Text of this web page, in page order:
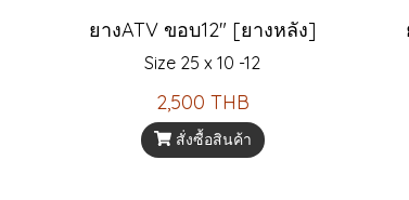
ยางATV ขอบ12" [ยางหลัง]
Size 25 x 10 -12
2,500 THB
สั่งซื้อสินค้า